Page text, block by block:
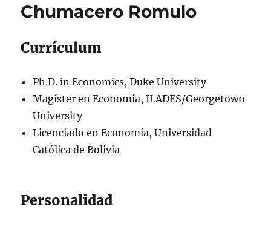
Chumacero Romulo
Currículum
Ph.D. in Economics, Duke University
Magíster en Economía, ILADES/Georgetown
University
Licenciado en Economía, Universidad
Católica de Bolivia
Personalidad